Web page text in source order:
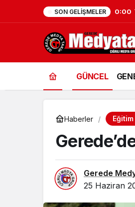
SON GELIŞMELER 0:00
GÜNCEL
Haberler Eğitim
Gerede
25 Haziran